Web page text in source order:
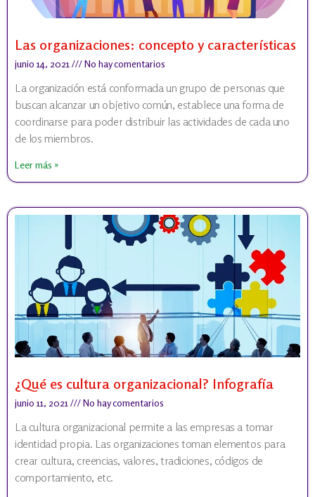
Las organizaciones: concepto y características
junio 14, 2021 No hay comentarios
La organización está conformada un grupo de personas que
buscan alcanzar un objetivo común, establece una forma de
coordinarse para poder distribuir las actividades de cada uno
de los miembros.
Leer más »
¿Qué es cultura organizacional? Infografía
junio 11, 2021 No hay comentarios
La cultura organizacional permite a las empresas a tomar
identidad propia. Las organizaciones toman elementos para
crear cultura, creencias, valores, tradiciones, códigos de
comportamiento, etc.